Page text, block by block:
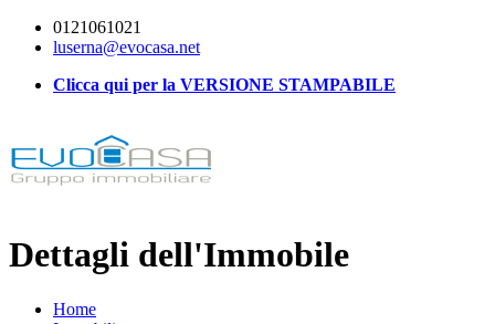
0121061021
luserna@evocasa.net
Clicca qui per la VERSIONE STAMPABILE
Dettagli dell'Immobile
Home